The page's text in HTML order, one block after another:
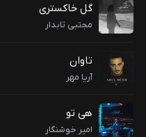
گل خاکستری
مجتبی تابدار
تاوان
آریا مهر
هی تو
امیر خوشنگار